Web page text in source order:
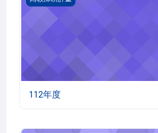
112年度